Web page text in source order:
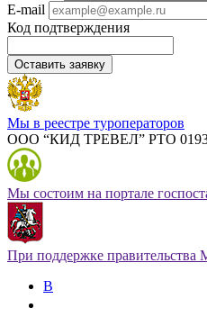
E-mail
Код подтверждения
Оставить заявку
Мы в реестре туроператоров
ООО “КИД ТРЕВЕЛ” РТО
Мы состоим на портале
При поддержке правительства
В